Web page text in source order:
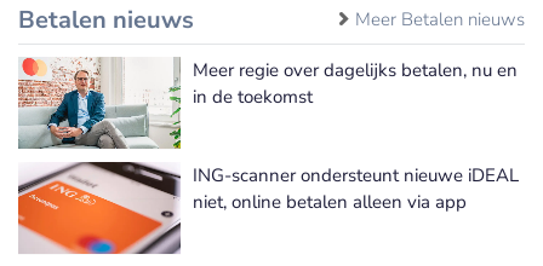
Betalen nieuws Meer Betalen nieuws
Meer regie over dagelijks betalen, nu en
in de toekomst
ING-scanner ondersteunt nieuwe iDEAL
niet, online betalen alleen via app